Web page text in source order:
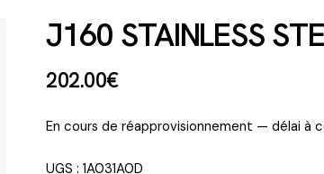
J160 STAINLESS
202.00€
En cours de réapprovisionnement — délai à
UGS : 1A031A0D